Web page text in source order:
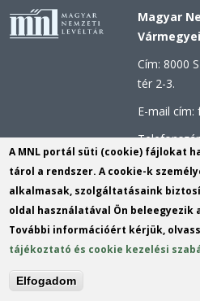
Magyar
Cím: 8000
tér 2-3.
E-mail cím:
312 123
Hivatali
KRID:
Hivatali
rendszer
A MNL portál süti (cookie) fájlokat
tárol a rendszer. A cookie-k
alkalmasak, szolgáltatásaink
oldal használatával Ön beleegyezik
További információért kérjük,
tájékoztató és cookie kezelési
Elfogadom